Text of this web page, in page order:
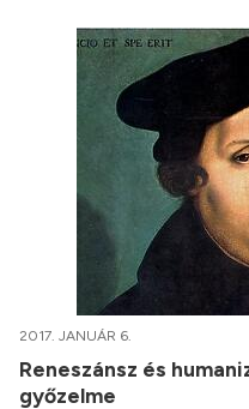
2017. JANUÁR 6.
Reneszánsz és
győzelme